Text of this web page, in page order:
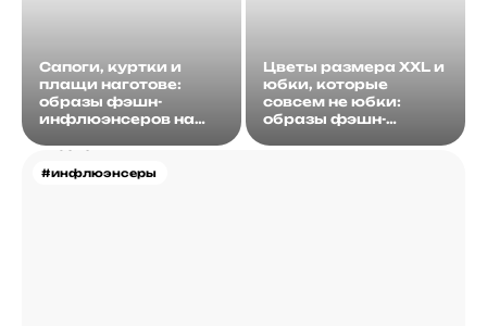
Сапоги, куртки и
плащи наготове:
образы фэшн-
инфлюэнсеров на
Цветы размера XXL и
юбки, которые
совсем не юбки:
образы фэшн-
#инфлюэнсеры